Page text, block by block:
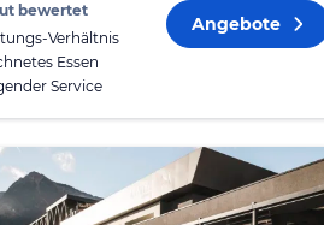
bewertet
Verhältnis
Essen
Service
Angebote